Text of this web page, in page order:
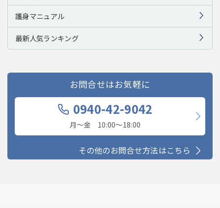
護身マニュアル
最新人気ランキング
お問合せはお気軽に
0940-42-9042
月〜金 10:00〜18:00
その他のお問合せ方法はこちら